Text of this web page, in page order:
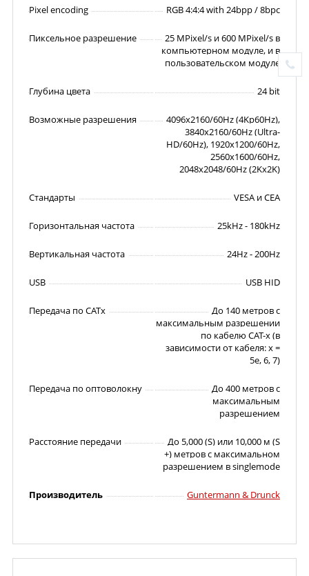
Pixel encoding RGB 4:4:4 with 24bpp / 8bpc
Пиксельное разрешение
25 MPixel/s и 600 MPixel/s в
компьютерном модуле, и в
пользовательском модуле
Глубина цвета 24 bit
Возможные разрешения
4096x2160/60Hz (4Kp60Hz),
3840x2160/60Hz (Ultra-
HD/60Hz), 1920x1200/60Hz,
2560x1600/60Hz,
2048x2048/60Hz (2Kx2K)
Стандарты VESA и CEA
Горизонтальная частота 25kHz - 180kHz
Вертикальная частота 24Hz - 200Hz
USB USB HID
Передача по CATx
До 140 метров с
максимальным разрешении
по кабелю CAT-x (в
зависимости от кабеля: x =
5e, 6, 7)
Передача по оптоволокну
До 400 метров с
максимальным
разрешением
Расстояние передачи
До 5,000 (S) или 10,000 м (S
+) метров с максимальном
разрешением в singlemode
Производитель Guntermann & Drunck